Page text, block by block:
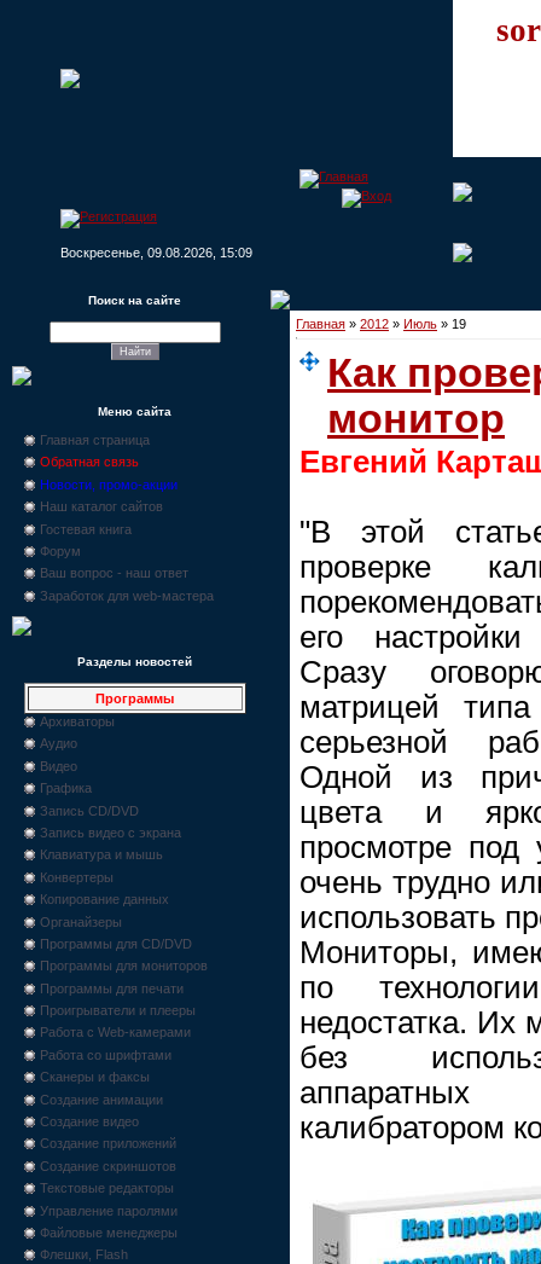
Воскресенье, 09.08.2026, 15:09
Поиск на сайте
Меню сайта
Главная страница
Обратная связь
Новости, промо-акции
Наш каталог сайтов
Гостевая книга
Форум
Ваш вопрос - наш ответ
Заработок для web-мастера
Разделы новостей
Программы
Архиваторы
Аудио
Видео
Графика
Запись CD/DVD
Запись видео с экрана
Клавиатура и мышь
Конвертеры
Копирование данных
Органайзеры
Программы для CD/DVD
Программы для мониторов
Программы для печати
Проигрыватели и плееры
Работа с Web-камерами
Работа со шрифтами
Сканеры и факсы
Создание анимации
Создание видео
Создание приложений
Создание скриншотов
Текстовые редакторы
Управление паролями
Файловые менеджеры
Флешки, Flash
Главная » 2012 » Июль » 19
Как
монитор
Евгений
"В этой
проверке
его
Сразу
матрицей
серьезной
Одной из
цвета и
просмотре
очень трудно
использовать
Мониторы,
по
недостатка. Их
без
аппаратных
калибратором